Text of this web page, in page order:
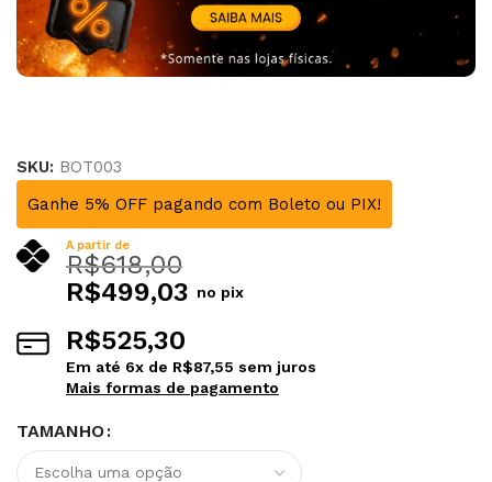
SKU: BOT003
Ganhe 5% OFF pagando com Boleto ou PIX!
A partir de
R$618,00
R$499,03 no pix
R$525,30
Em até 6x de R$87,55 sem juros
Mais formas de pagamento
TAMANHO
Alternative: